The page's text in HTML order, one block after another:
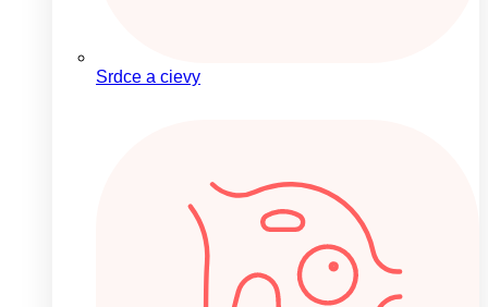
Srdce a cievy